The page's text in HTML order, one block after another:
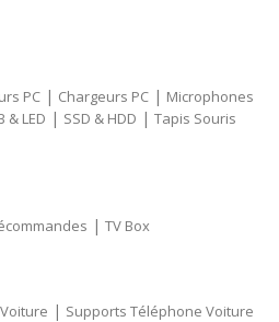
PC | Chargeurs PC | Microphones
& LED | SSD & HDD | Tapis Souris
| TV Box
| Supports Téléphone Voiture